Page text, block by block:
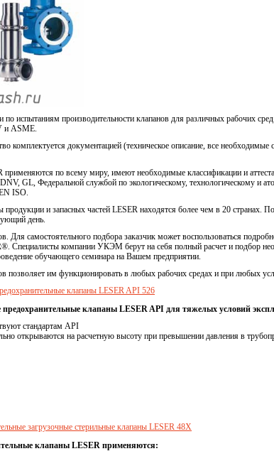
по испытаниям производительности клапанов для различных рабочих
и ASME.
комплектуется документацией (техническое описание, все необходимые
применяются по всему миру, имеют необходимые классификации и
GL, Федеральной службой по экологическому, технологическому и
ISO.
и запасных частей LESER находятся более чем в 20 странах.
день.
Для самостоятельного подбора заказчик может воспользоваться
Специалисты компании УКЭМ берут на себя полный расчет и подбор
обучающего семинара на Вашем предприятии.
позволяет им функционировать в любых рабочих средах и при любых
клапаны LESER API 526
клапаны LESER API для тяжелых условий
стандартам API
открываются на расчетную высоту при превышении давления в
загрузочные стерильные клапаны LESER 48X
клапаны LESER применяются: